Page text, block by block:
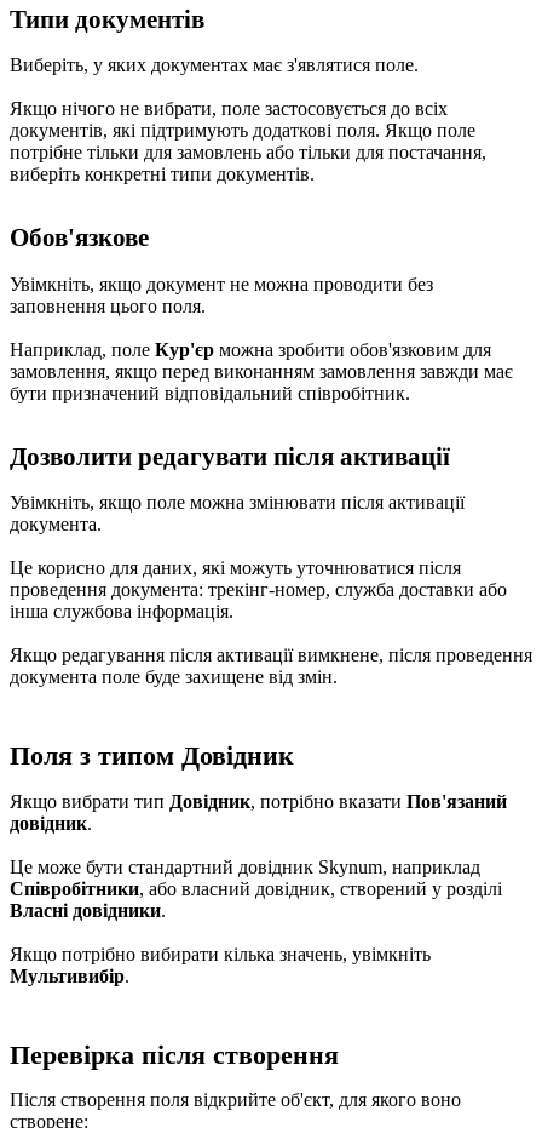
Типи документів
Виберіть, у яких документах має з'являтися поле.
Якщо нічого не вибрати, поле застосовується до всіх
документів, які підтримують додаткові поля. Якщо поле
потрібне тільки для замовлень або тільки для постачання,
виберіть конкретні типи документів.
Обов'язкове
Увімкніть, якщо документ не можна проводити без
заповнення цього поля.
Наприклад, поле Кур'єр можна зробити обов'язковим для
замовлення, якщо перед виконанням замовлення завжди має
бути призначений відповідальний співробітник.
Дозволити редагувати після активації
Увімкніть, якщо поле можна змінювати після активації
документа.
Це корисно для даних, які можуть уточнюватися після
проведення документа: трекінг-номер, служба доставки або
інша службова інформація.
Якщо редагування після активації вимкнене, після проведення
документа поле буде захищене від змін.
Поля з типом Довідник
Якщо вибрати тип Довідник, потрібно вказати Пов'язаний
довідник.
Це може бути стандартний довідник Skynum, наприклад
Співробітники, або власний довідник, створений у розділі
Власні довідники.
Якщо потрібно вибирати кілька значень, увімкніть
Мультивибір.
Перевірка після створення
Після створення поля відкрийте об'єкт, для якого воно
створене: